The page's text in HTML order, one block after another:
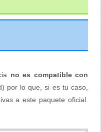
no es compatible con
por lo que, si es tu caso,
a este paquete oficial.